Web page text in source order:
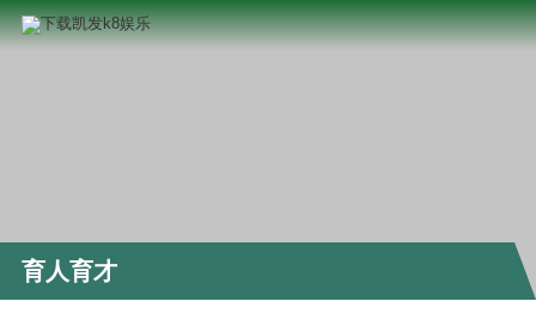
育人育才